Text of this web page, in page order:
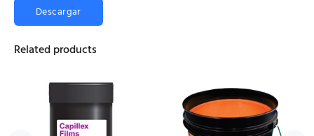
Descargar
Related products